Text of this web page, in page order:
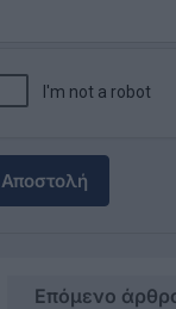
Αποστολή
Επόμενο